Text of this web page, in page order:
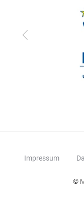
zurück
Impressum
©